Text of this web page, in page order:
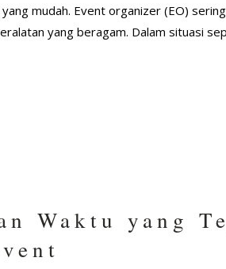
mudah. Event organizer (EO)
yang beragam. Dalam situasi
Waktu yang